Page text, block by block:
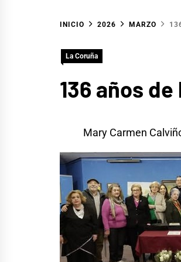
INICIO 2026 MARZO
La Coruña
136 años
Mary Carmen